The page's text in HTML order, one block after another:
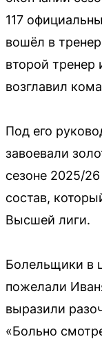
117
вошёл в
второй тренер
возглавил
Под его
завоевали
сезоне 2025/
состав,
Высшей лиги.
Болельщики в
пожелали
выразили
«Больно